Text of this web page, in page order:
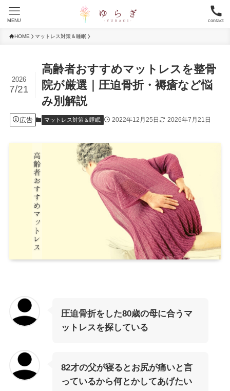
contact
MENU
HOME マットレス対策＆睡眠
高齢者おすすめマットレスを整骨
院が厳選｜圧迫骨折・褥瘡など悩
み別解説
2026
7/21
広告 マットレス対策＆睡眠 2022年12月25日 2026年7月21日
圧迫骨折をした80歳の母に合うマ
ットレスを探している
82才の父が寝るとお尻が痛いと言
っているから何とかしてあげたい